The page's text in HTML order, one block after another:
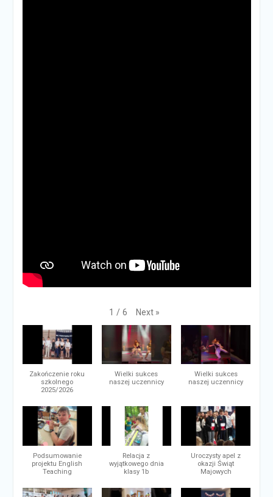
1 / 6 Next »
Zakończenie roku
szkolnego
2025/2026
Wielki sukces
naszej uczennicy
Wielki sukces
naszej uczennicy
Podsumowanie
projektu English
Teaching
Relacja z
wyjątkowego dnia
klasy 1b
Uroczysty apel z
okazji Świąt
Majowych